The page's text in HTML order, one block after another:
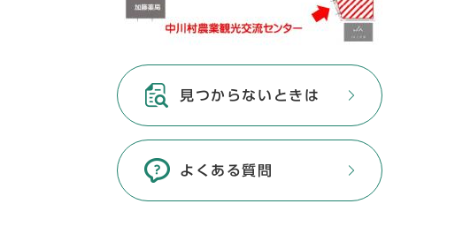
見つからないときは
よくある質問